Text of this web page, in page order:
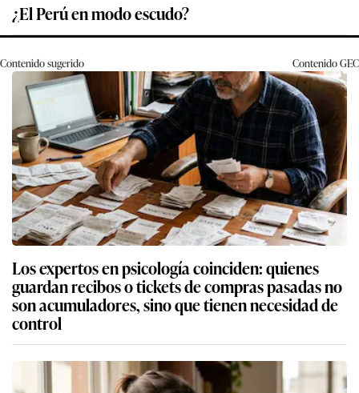
¿El Perú en modo escudo?
Contenido sugerido ContenidoGEC
Los expertos en psicología coinciden: quienes
guardan recibos o tickets de compras pasadas no
son acumuladores, sino que tienen necesidad de
control